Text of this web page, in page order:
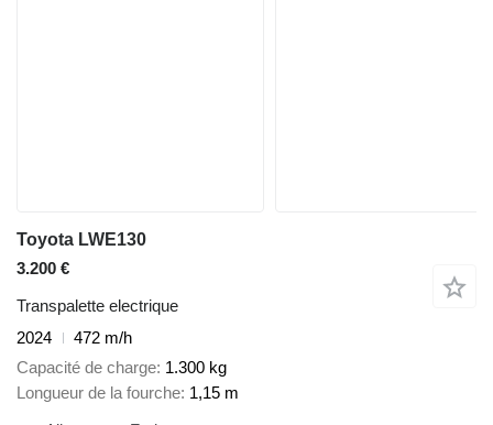
Toyota LWE130
3.200 €
Transpalette electrique
2024
472 m/h
Capacité de charge 1.300 kg
Longueur de la fourche 1,15 m